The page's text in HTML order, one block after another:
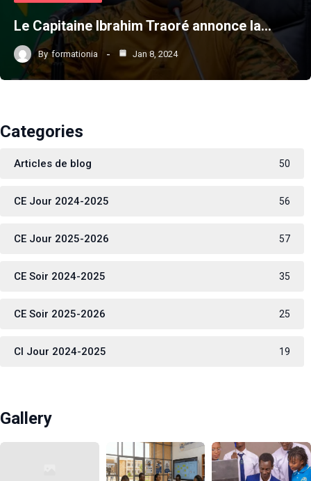
Le Capitaine Ibrahim Traoré annonce la…
By formationia Jan 8, 2024
Categories
Articles de blog 50
CE Jour 2024-2025 56
CE Jour 2025-2026 57
CE Soir 2024-2025 35
CE Soir 2025-2026 25
CI Jour 2024-2025 19
Gallery